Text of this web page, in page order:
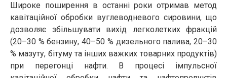
Широке поширення в останні роки отримав метод
кавітаційної обробки вуглеводневого сировини, що
дозволяє збільшувати вихід легколетких фракцій
(20–30 % бензину, 40–50 % дизельного палива, 20–30
% мазуту, бітуму та інших важких товарних продуктів)
при перегонці нафти. В процесі імпульсної